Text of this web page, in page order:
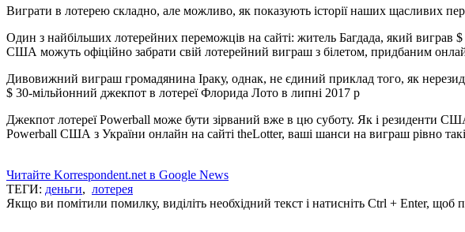
Виграти в лотерею складно, але можливо, як показують історії наших щасливих
Один з найбільших лотерейних переможців на сайті: житель Багдада, який виграв
США можуть офіційно забрати свій лотерейний виграш з білетом, придбаним
Дивовижний виграш громадянина Іраку, однак, не єдиний приклад того, як
$ 30-мільйонний джекпот в лотереї Флорида Лото в липні 2017 р
Джекпот лотереї Powerball може бути зірваний вже в цю суботу. Як і резиденти
Powerball США з України онлайн на сайті theLotter, ваші шанси на виграш рівно
Читайте Korrespondent.net в Google News
ТЕГИ: деньги, лотерея
Якщо ви помітили помилку, виділіть необхідний текст і натисніть Ctrl + Enter, щоб